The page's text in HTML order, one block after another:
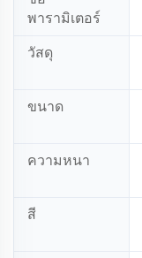
พารามิเตอร์
วัสดุ
ขนาด
ความหนา
สี